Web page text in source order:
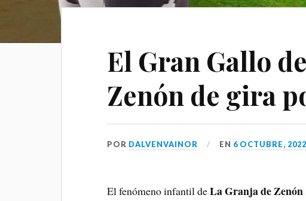
El Gran Gallo
Zenón de gira
POR DALVENVAINOR EN 6 OCTUBRE, 2022
El fenómeno infantil deLa Granja de Zenón